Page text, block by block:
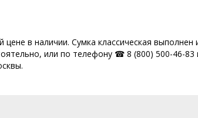
в наличии. Сумка классическая
или по телефону ☎ 8 (800) 500-46-